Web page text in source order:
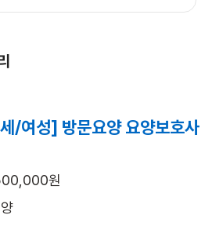
/여성] 방문요양 요양보호사
원